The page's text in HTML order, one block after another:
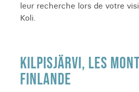
leur recherche lors de votre
Koli.
KILPISJÄRVI, LES
FINLANDE